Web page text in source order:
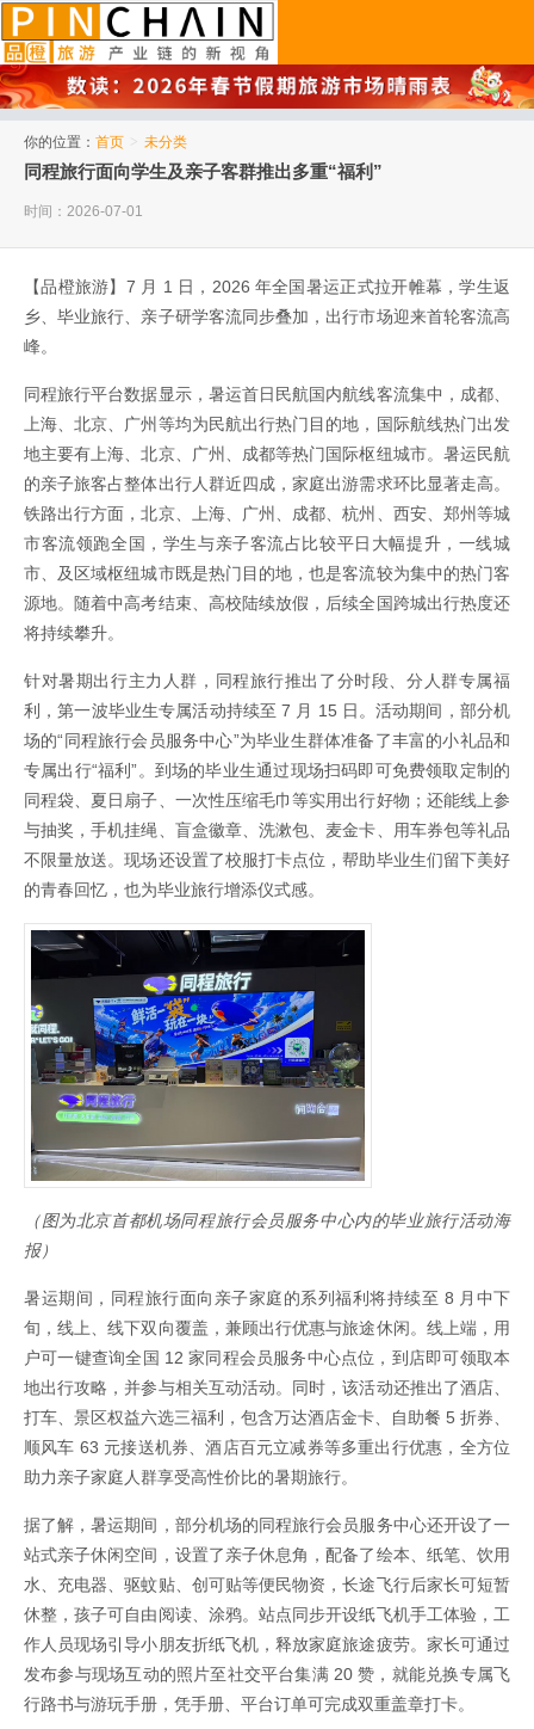
你的位置： 首页 > 未分类
同程旅行面向学生及亲子客群推出多重“福利”
时间：2026-07-01
【品橙旅游】7 月 1 日，2026 年全国暑运正式拉开帷幕，学生返
乡、毕业旅行、亲子研学客流同步叠加，出行市场迎来首轮客流高
峰。
同程旅行平台数据显示，暑运首日民航国内航线客流集中，成都、
上海、北京、广州等均为民航出行热门目的地，国际航线热门出发
地主要有上海、北京、广州、成都等热门国际枢纽城市。暑运民航
的亲子旅客占整体出行人群近四成，家庭出游需求环比显著走高。
铁路出行方面，北京、上海、广州、成都、杭州、西安、郑州等城
市客流领跑全国，学生与亲子客流占比较平日大幅提升，一线城
市、及区域枢纽城市既是热门目的地，也是客流较为集中的热门客
源地。随着中高考结束、高校陆续放假，后续全国跨城出行热度还
将持续攀升。
针对暑期出行主力人群，同程旅行推出了分时段、分人群专属福
利，第一波毕业生专属活动持续至 7 月 15 日。活动期间，部分机
场的“同程旅行会员服务中心”为毕业生群体准备了丰富的小礼品和
专属出行“福利”。到场的毕业生通过现场扫码即可免费领取定制的
同程袋、夏日扇子、一次性压缩毛巾等实用出行好物；还能线上参
与抽奖，手机挂绳、盲盒徽章、洗漱包、麦金卡、用车券包等礼品
不限量放送。现场还设置了校服打卡点位，帮助毕业生们留下美好
的青春回忆，也为毕业旅行增添仪式感。
（图为北京首都机场同程旅行会员服务中心内的毕业旅行活动海
报）
暑运期间，同程旅行面向亲子家庭的系列福利将持续至 8 月中下
旬，线上、线下双向覆盖，兼顾出行优惠与旅途休闲。线上端，用
户可一键查询全国 12 家同程会员服务中心点位，到店即可领取本
地出行攻略，并参与相关互动活动。同时，该活动还推出了酒店、
打车、景区权益六选三福利，包含万达酒店金卡、自助餐 5 折券、
顺风车 63 元接送机券、酒店百元立减券等多重出行优惠，全方位
助力亲子家庭人群享受高性价比的暑期旅行。
据了解，暑运期间，部分机场的同程旅行会员服务中心还开设了一
站式亲子休闲空间，设置了亲子休息角，配备了绘本、纸笔、饮用
水、充电器、驱蚊贴、创可贴等便民物资，长途飞行后家长可短暂
休整，孩子可自由阅读、涂鸦。站点同步开设纸飞机手工体验，工
作人员现场引导小朋友折纸飞机，释放家庭旅途疲劳。家长可通过
发布参与现场互动的照片至社交平台集满 20 赞，就能兑换专属飞
行路书与游玩手册，凭手册、平台订单可完成双重盖章打卡。